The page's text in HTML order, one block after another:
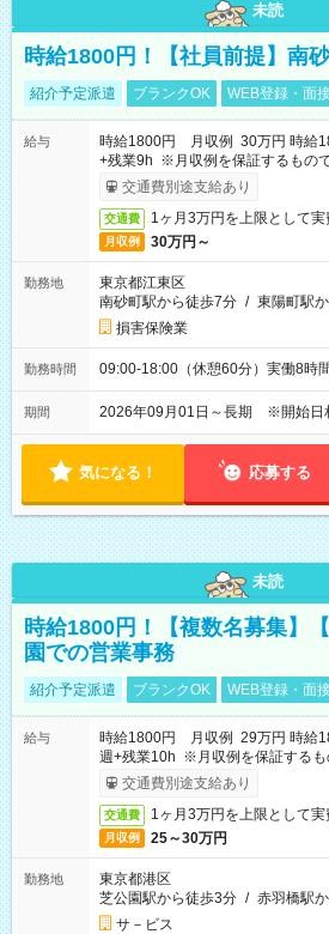
未読
時給1800円！【社員前提】南
紹介予定派遣 ブランクOK WEB登録・面
給与
時給1800円 月収例 30万円 時給
+残業9h ※月収例を保証するもので
交通費別途支給あり
交通費 1ヶ月3万円を上限として実
月収例 30万円～
勤務地
東京都江東区
南砂町駅から徒歩7分 / 東陽町駅
損害保険業
勤務時間 09:00-18:00（休憩60分）実働8時
期間 2026年09月01日～長期 ※開始日
気になる！ 応募する
未読
時給1800円！【複数名募集】
園での営業事務
紹介予定派遣 ブランクOK WEB登録・面
給与
時給1800円 月収例 29万円 時給
週+残業10h ※月収例を保証するも
交通費別途支給あり
交通費 1ヶ月3万円を上限として実
月収例 25～30万円
勤務地
東京都港区
芝公園駅から徒歩3分 / 赤羽橋駅
サ－ビス